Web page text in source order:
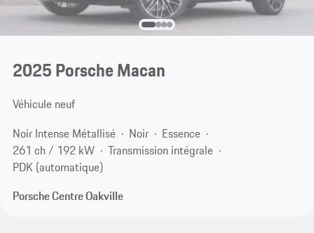
2025 Porsche Macan
Véhicule neuf
Noir Intense Métallisé
Noir
Essence
261 ch / 192 kW
Transmission intégrale
PDK (automatique)
Porsche Centre Oakville